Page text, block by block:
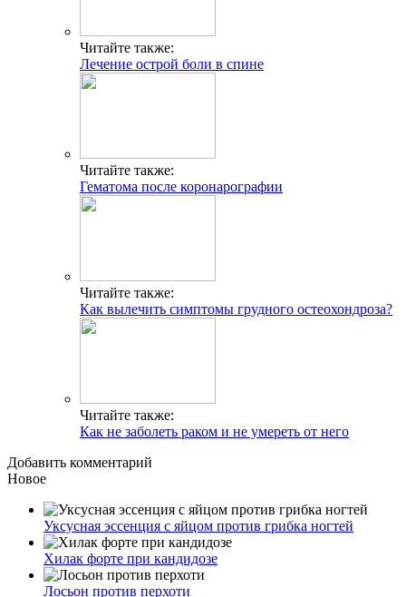
Читайте также:
Лечение острой боли в спине
Читайте также:
Гематома после коронарографии
Читайте также:
Как вылечить симптомы грудного остеохондроза?
Читайте также:
Как не заболеть раком и не умереть от него
Добавить комментарий
Новое
Уксусная эссенция с яйцом против грибка ногтей
Хилак форте при кандидозе
Лосьон против перхоти